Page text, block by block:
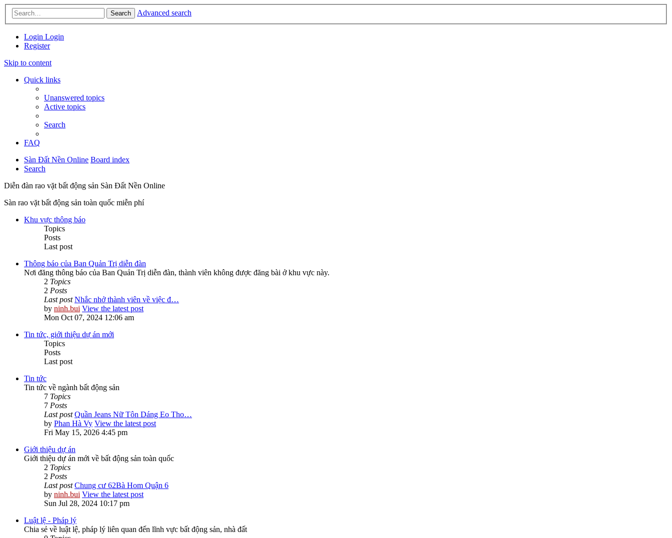
Search Advanced search
Login Login
Register
Skip to content
Quick links
Unanswered topics
Active topics
Search
FAQ
Sàn Đất Nền Online Board index
Search
Diễn đàn rao vặt bất động sản Sàn Đất Nền Online
Sàn rao vặt bất động sản toàn quốc miễn phí
Khu vực thông báo
Topics
Posts
Last post
Thông báo của Ban Quản Trị diễn đàn
Nơi đăng thông báo của Ban Quản Trị diễn đàn, thành viên không được đăng bài ở khu vực này.
2 Topics
2 Posts
Last post Nhắc nhở thành viên về việc đ…
by ninh.bui View the latest post
Mon Oct 07, 2024 12:06 am
Tin tức, giới thiệu dự án mới
Topics
Posts
Last post
Tin tức
Tin tức về ngành bất động sản
7 Topics
7 Posts
Last post Quần Jeans Nữ Tôn Dáng Eo Tho…
by Phan Hà Vy View the latest post
Fri May 15, 2026 4:45 pm
Giới thiệu dự án
Giới thiệu dự án mới về bất động sản toàn quốc
2 Topics
2 Posts
Last post Chung cư 62Bà Hom Quận 6
by ninh.bui View the latest post
Sun Jul 28, 2024 10:17 pm
Luật lệ - Pháp lý
Chia sẻ về luật lệ, pháp lý liên quan đến lĩnh vực bất động sản, nhà đất